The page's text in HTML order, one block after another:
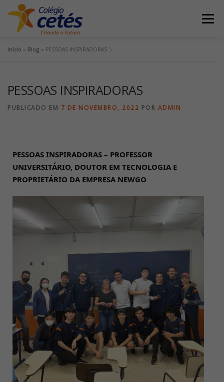
Menu
RECURSOS PEDAGÓGICOS INFRAESTRUTURA
Início » Blog » PESSOAS INSPIRADORAS
PESSOAS INSPIRADORAS
PUBLICADO EM 7 DE NOVEMBRO, 2022 POR ADMIN
PESSOAS INSPIRADORAS – PROFESSOR
UNIVERSITÁRIO, DOUTOR EM TECNOLOGIA E
PROPRIETÁRIO DA EMPRESA NEWGO